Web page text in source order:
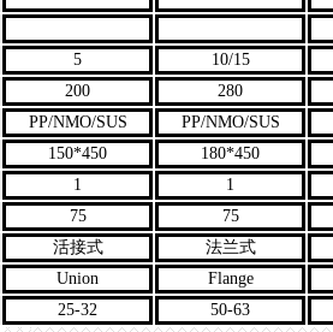
5 10/15
200 280
PP/NMO/SUS PP/NMO/SUS
150*450 180*450
1 1
75 75
活接式 法兰式
Union Flange
25-32 50-63